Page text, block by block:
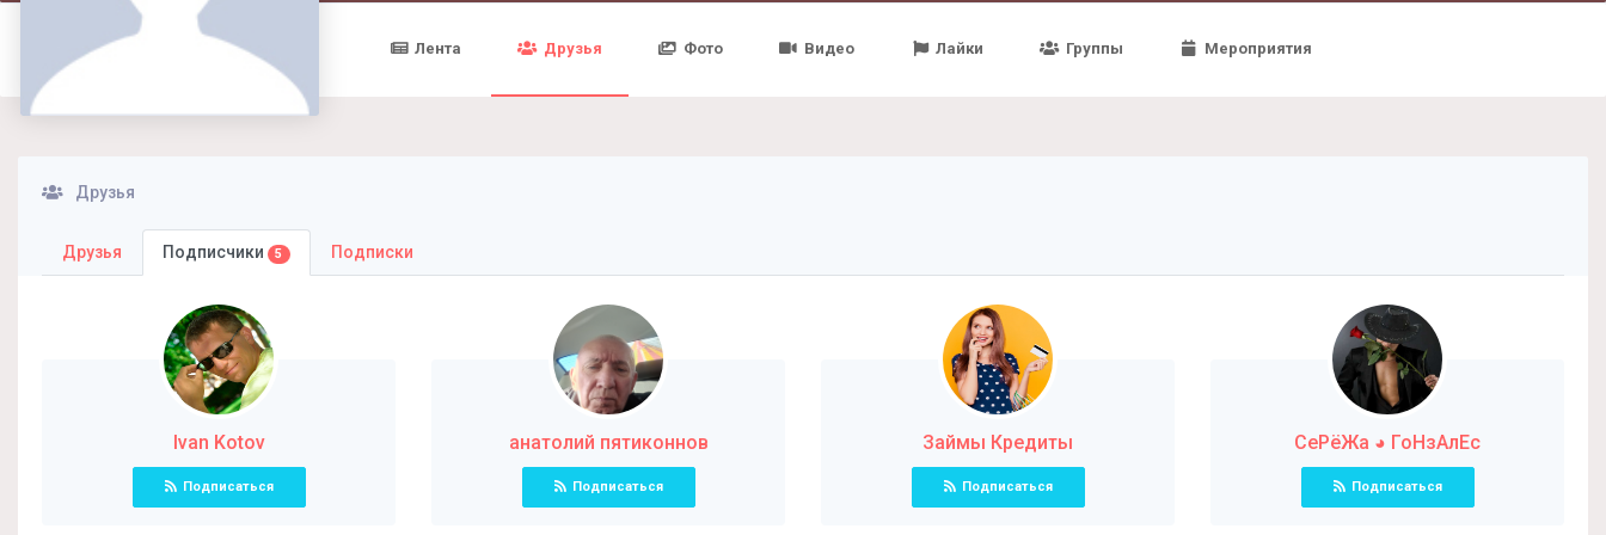
Лента Друзья Фото Видео Лайки Группы Мероприятия
Друзья
Друзья Подписчики 5 Подписки
Ivan Kotov
Подписаться
анатолий пятиконнов
Подписаться
Займы Кредиты
Подписаться
СеРёЖа ◕ ГоНзАлЕс
Подписаться